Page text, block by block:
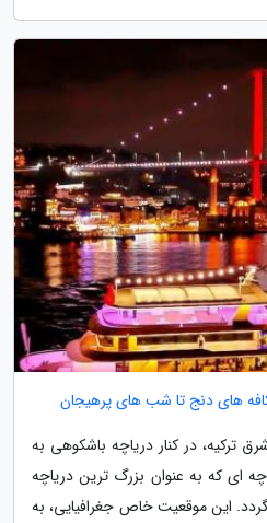
کافه های دنج تا شب های پرهیجان
در کنار دریاچه باشکوهی به
ای که به عنوان بزرگ ترین دریاچه
این موقعیت خاص جغرافیایی، به